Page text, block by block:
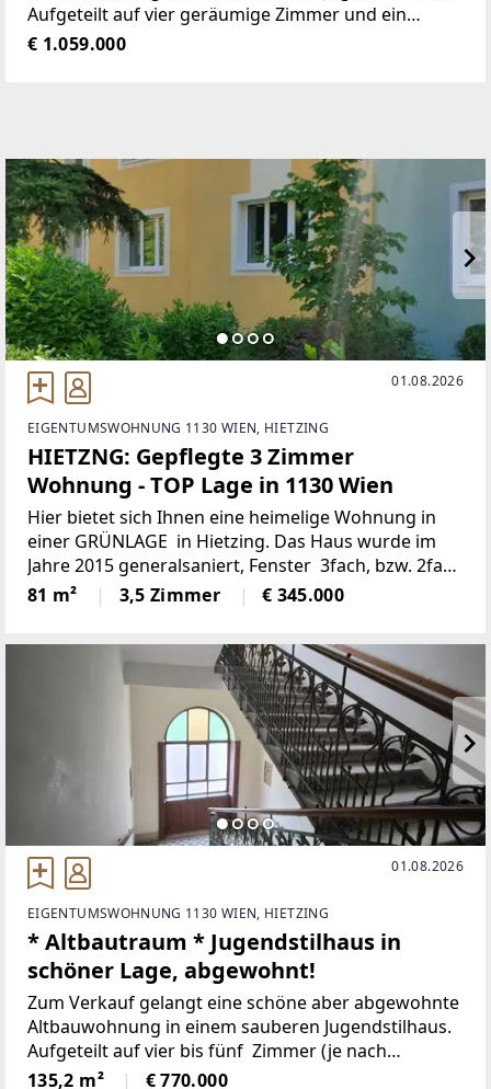
Aufgeteilt auf vier geräumige Zimmer und ein
zentrales Vorzimmer. Die ehemalige Hausherren-
€ 1.059.000
01.08.2026
EIGENTUMSWOHNUNG 1130 WIEN, HIETZING
HIETZNG: Gepflegte 3 Zimmer
Wohnung - TOP Lage in 1130 Wien
Hier bietet sich Ihnen eine heimelige Wohnung in
einer GRÜNLAGE in Hietzing. Das Haus wurde im
Jahre 2015 generalsaniert, Fenster 3fach, bzw. 2fach
verglast.Die Wohnung ist sehr hell, ostseitig und
westseitig.Erdgeschoss
81 m² 3,5 Zimmer € 345.000
01.08.2026
EIGENTUMSWOHNUNG 1130 WIEN, HIETZING
* Altbautraum * Jugendstilhaus in
schöner Lage, abgewohnt!
Zum Verkauf gelangt eine schöne aber abgewohnte
Altbauwohnung in einem sauberen Jugendstilhaus.
Aufgeteilt auf vier bis fünf Zimmer (je nach
Aufteilung) und ein zentrales Vorzimmer. Die
135,2 m² € 770.000